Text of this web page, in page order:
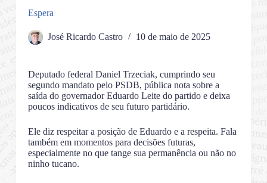
Espera
José Ricardo Castro 10 de maio de 2025
Deputado federal Daniel Trzeciak, cumprindo seu
segundo mandato pelo PSDB, pública nota sobre a
saída do governador Eduardo Leite do partido e deixa
poucos indicativos de seu futuro partidário.
Ele diz respeitar a posição de Eduardo e a respeita. Fala
também em momentos para decisões futuras,
especialmente no que tange sua permanência ou não no
ninho tucano.